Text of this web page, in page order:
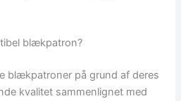
blækpatron?
blækpatroner på grund af deres
kvalitet sammenlignet med